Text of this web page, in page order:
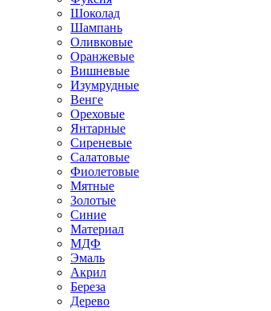
Шоколад
Шампань
Оливковые
Оранжевые
Вишневые
Изумрудные
Венге
Ореховые
Янтарные
Сиреневые
Салатовые
Фиолетовые
Мятные
Золотые
Синие
Материал
МДФ
Эмаль
Акрил
Береза
Дерево